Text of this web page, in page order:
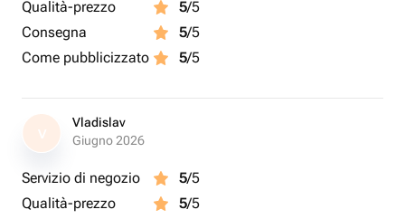
Qualità-prezzo 5/5
Consegna
5/5
Come pubblicizzato
5/5
V
Vladislav
Giugno 2026
Servizio di negozio 5/5
Qualità-prezzo
5/5